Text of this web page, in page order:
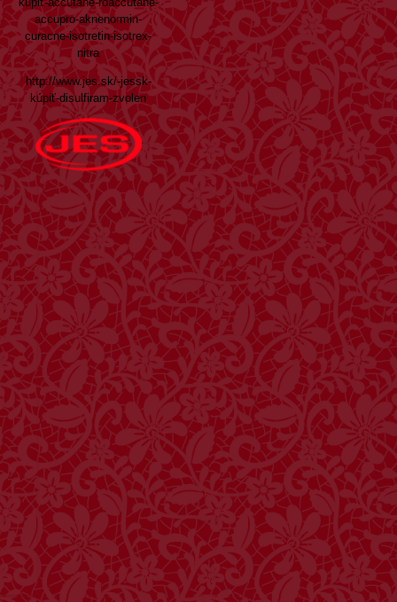
accupro-aknenormin-
curacne-isotretin-isotrex-
nitra
http://www.jes.sk/-jessk-
kúpiť-disulfiram-zvolen